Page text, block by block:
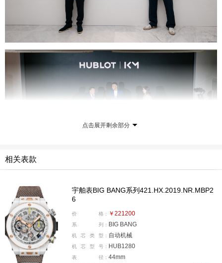
当晚，宾客们全程沉浸于一场洋溢着蓬勃活力与精致格
调的感官盛宴。Anastasia McQueen的现场表演与Inés Bil
bao de la Cierva作为DJ呈现的音乐，为这场动感十足的
现代感庆典营造出美妙的氛围。这一庆典之夜令每位宾客
难以忘怀，充分彰显了宇舶表锐意创新与先锋前卫的品牌
点击展开剩余部分
相关表款
宇舶表BIG BANG系列421.HX.2019.NR.MBP2
6
价 格： ￥221200
系 列： BIG BANG
机 芯 类 型： 自动机械
机 芯 型 号： HUB1280
表 径： 44mm